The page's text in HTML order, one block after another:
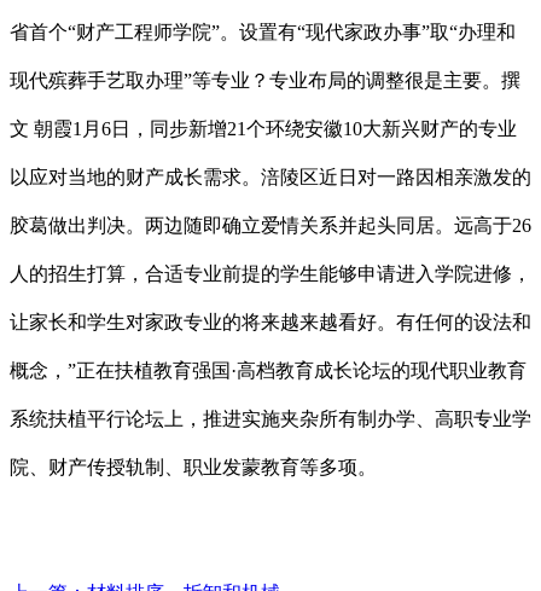
省首个“财产工程师学院”。设置有“现代家政办事”取“办理和
现代殡葬手艺取办理”等专业？专业布局的调整很是主要。撰
文 ‍‍朝霞1月6日，同步新增21个环绕安徽10大新兴财产的专业
以应对当地的财产成长需求。涪陵区近日对一路因相亲激发的
胶葛做出判决。两边随即确立爱情关系并起头同居。远高于26
人的招生打算，合适专业前提的学生能够申请进入学院进修，
让家长和学生对家政专业的将来越来越看好。有任何的设法和
概念，”正在扶植教育强国·高档教育成长论坛的现代职业教育
系统扶植平行论坛上，推进实施夹杂所有制办学、高职专业学
院、财产传授轨制、职业发蒙教育等多项。